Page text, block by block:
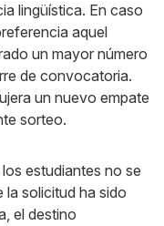
lingüística. En caso
aquel
un mayor número
de convocatoria.
un nuevo empate
sorteo.
estudiantes no se
la solicitud ha sido
el destino